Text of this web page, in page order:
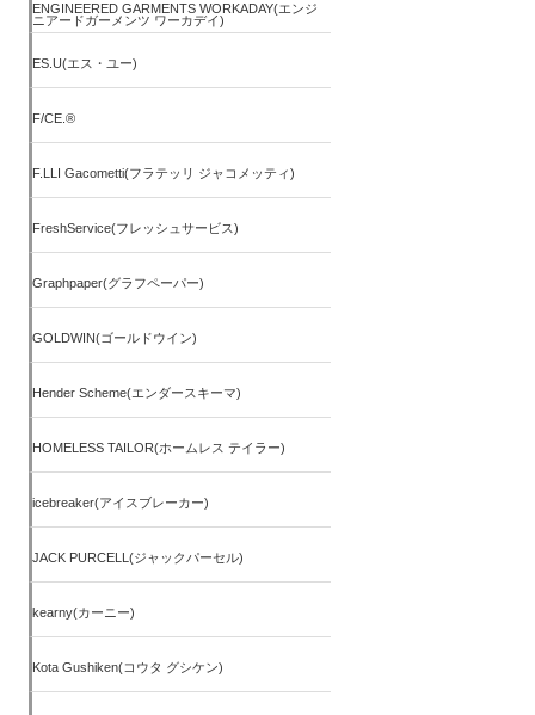
ENGINEERED GARMENTS WORKADAY(エンジ
ニアードガーメンツ ワーカデイ)
ES.U(エス・ユー)
F/CE.®
F.LLI Gacometti(フラテッリ ジャコメッティ)
FreshService(フレッシュサービス)
Graphpaper(グラフペーパー)
GOLDWIN(ゴールドウイン)
Hender Scheme(エンダースキーマ)
HOMELESS TAILOR(ホームレス テイラー)
icebreaker(アイスブレーカー)
JACK PURCELL(ジャックパーセル)
kearny(カーニー)
Kota Gushiken(コウタ グシケン)